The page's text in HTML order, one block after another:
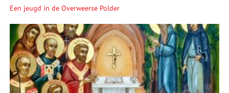
Een jeugd in de Overweerse Polder